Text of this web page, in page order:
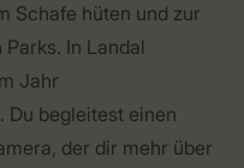
Schafe hüten und zur
In Landal
Jahr
Du begleitest einen
der dir mehr über